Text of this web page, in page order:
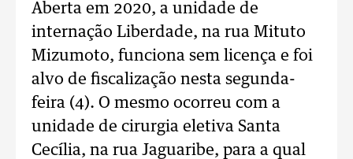
Aberta em 2020, a unidade de
internação Liberdade, na rua Mituto
Mizumoto, funciona sem licença e foi
alvo de fiscalização nesta segunda-
feira (4). O mesmo ocorreu com a
unidade de cirurgia eletiva Santa
Cecília, na rua Jaguaribe, para a qual